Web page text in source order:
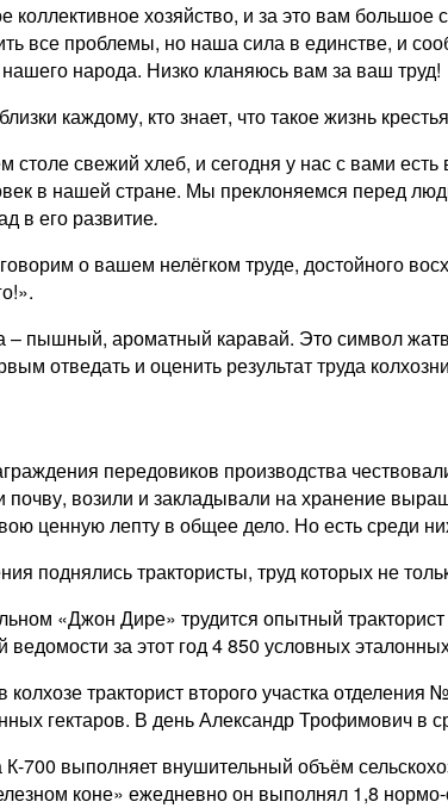
коллективное хозяйство, и за это вам
все проблемы, но наша сила в единстве, и
народа. Низко кланяюсь вам за ваш труд!
каждому, кто знает, что такое жизнь
свежий хлеб, и сегодня у нас с вами
в нашей стране. Мы преклоняемся перед
в его развитие.
о вашем нелёгком труде, достойного
пышный, ароматный каравай. Это символ
отведать и оценить результат труда
передовиков производства
почву, возили и закладывали на хранение
ценную лепту в общее дело. Но есть среди
поднялись трактористы, труд которых не
«Джон Дире» трудится опытный
ведомости за этот год 4 850 условных
колхозе тракторист второго участка
гектаров. В день Александр Трофимович
выполняет внушительный объём
коне» ежедневно он выполнял 1,8